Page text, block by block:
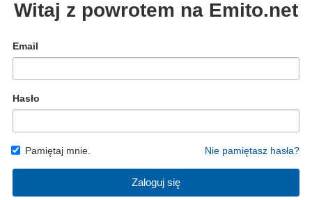
Witaj z powrotem na Emito.net
Email
Hasło
Pamiętaj mnie. Nie pamiętasz hasła?
Zaloguj się